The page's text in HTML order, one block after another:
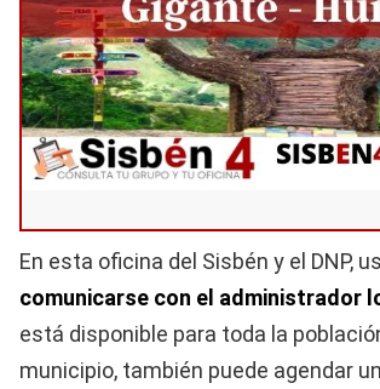
En esta oficina del Sisbén y el DNP,
comunicarse con el administrador
está disponible para toda la
municipio, también puede agendar